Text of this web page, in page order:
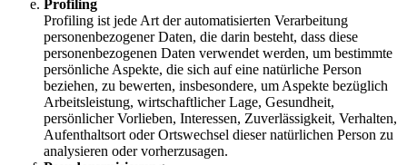
Profiling
Profiling ist jede Art der automatisierten Verarbeitung
personenbezogener Daten, die darin besteht, dass diese
personenbezogenen Daten verwendet werden, um bestimmte
persönliche Aspekte, die sich auf eine natürliche Person
beziehen, zu bewerten, insbesondere, um Aspekte bezüglich
Arbeitsleistung, wirtschaftlicher Lage, Gesundheit,
persönlicher Vorlieben, Interessen, Zuverlässigkeit, Verhalten,
Aufenthaltsort oder Ortswechsel dieser natürlichen Person zu
analysieren oder vorherzusagen.